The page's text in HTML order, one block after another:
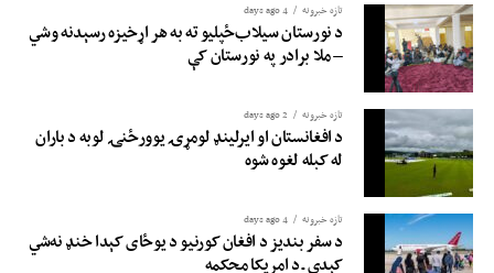
تازه خبرونه 4 days ago
د نورستان سیلاب‌ځپلیو ته به هر اړخیزه رسېدنه وشي
– ملا برادر په نورستان کې
تازه خبرونه 2 days ago
د افغانستان او ایرلینډ لومړۍ یوورځنۍ لوبه د باران
له کبله لغوه شوه
تازه خبرونه 4 days ago
د سفر بندیز د افغان کورنیو د یوځای کېدا خنډ نه‌شي
کېدی ـ د امریکا محکمه